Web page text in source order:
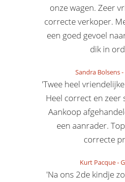
onze wagen. Zeer
correcte verkoper.
een goed gevoel
dik in
Sandra Bolsens-
'Twee heel
Heel correct en zeer
Aankoop
een aanrader.
correcte
Kurt Pacque-
'Na ons 2de kindje